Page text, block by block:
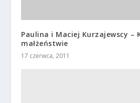
Paulina i Maciej Kurzajewscy –
małżeństwie
17 czerwca, 2011